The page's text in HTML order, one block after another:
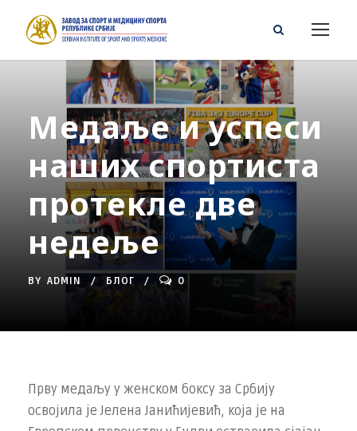
Медаље и успеси
наших спортиста
протекле две
недеље
BY ADMIN БЛОГ 0
Прву медаљу у женском боксу за Србију
освојила је Јелена Јанићијевић, која је на